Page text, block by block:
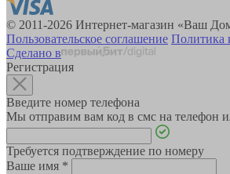
© 2011-2026 Интернет-магазин «Ваш
Пользовательское соглашение Политика
Сделано в
Регистрация
Введите номер телефона
Мы отправим вам код в смс на телефон
Требуется подтверждение по номеру
Ваше имя *